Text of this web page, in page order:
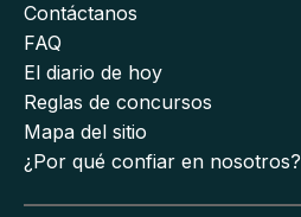
Contáctanos
FAQ
El diario de hoy
Reglas de concursos
Mapa del sitio
¿Por qué confiar en nosotros?